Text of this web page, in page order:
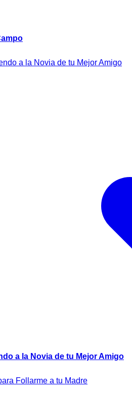
a la Novia de tu Mejor Amigo